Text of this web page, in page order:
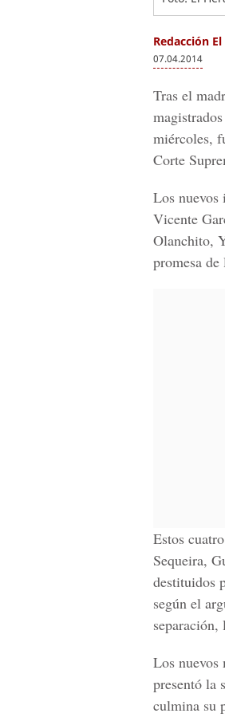
Redacción
07.04.2014
Tras el
miércoles,
Corte
Los nuevos
Vicente
Olanchito,
promesa
Estos
Sequeira,
destituidos
según el
Los nuevos
presentó la
culmina su